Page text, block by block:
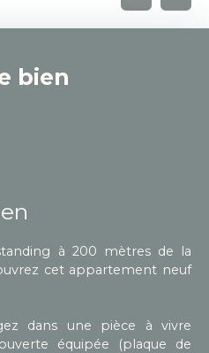
bien
à 200 mètres de la
cet appartement neuf
dans une pièce à vivre
équipée (plaque de